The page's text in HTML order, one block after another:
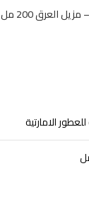
اسبرى ميار بينك للنساء – مزيل العرق 200 مل
الامارتية